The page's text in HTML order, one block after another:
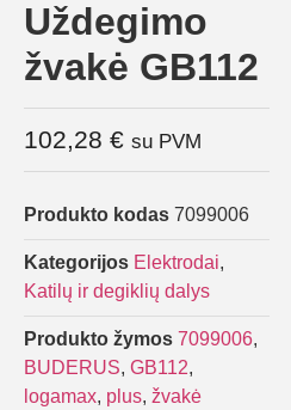
Uždegimo
žvakė GB112
102,28 € su PVM
Produkto kodas 7099006
Kategorijos Elektrodai,
Katilų ir degiklių dalys
Produkto žymos 7099006,
BUDERUS, GB112,
logamax, plus, žvakė